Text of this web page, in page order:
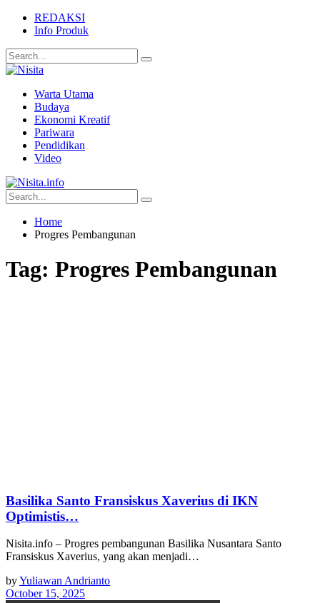
REDAKSI
Info Produk
Warta Utama
Budaya
Ekonomi Kreatif
Pariwara
Pendidikan
Video
Home
Progres Pembangunan
Tag: Progres Pembangunan
Basilika Santo Fransiskus Xaverius di IKN
Optimistis…
Nisita.info – Progres pembangunan Basilika Nusantara Santo
Fransiskus Xaverius, yang akan menjadi…
byYuliawan Andrianto
October 15, 2025